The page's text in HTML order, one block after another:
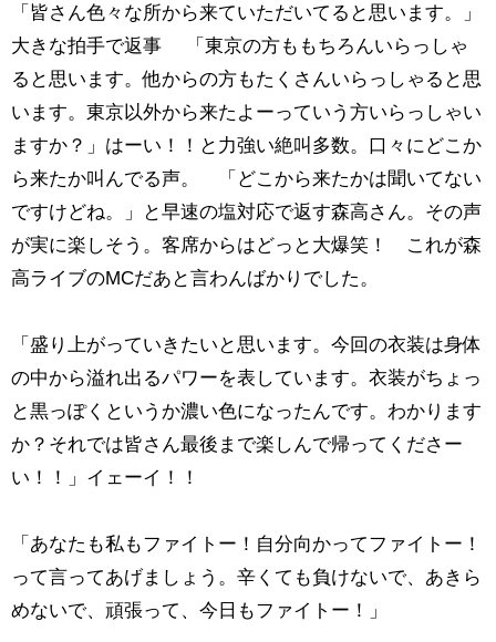
「皆さん色々な所から来ていただいてると思います。」
大きな拍手で返事 「東京の方ももちろんいらっしゃ
ると思います。他からの方もたくさんいらっしゃると思
います。東京以外から来たよーっていう方いらっしゃい
ますか？」はーい！！と力強い絶叫多数。口々にどこか
ら来たか叫んでる声。 「どこから来たかは聞いてない
ですけどね。」と早速の塩対応で返す森高さん。その声
が実に楽しそう。客席からはどっと大爆笑！ これが森
高ライブのMCだあと言わんばかりでした。
「盛り上がっていきたいと思います。今回の衣装は身体
の中から溢れ出るパワーを表しています。衣装がちょっ
と黒っぽくというか濃い色になったんです。わかります
か？それでは皆さん最後まで楽しんで帰ってくださー
い！！」イェーイ！！
「あなたも私もファイトー！自分向かってファイトー！
って言ってあげましょう。辛くても負けないで、あきら
めないで、頑張って、今日もファイトー！」